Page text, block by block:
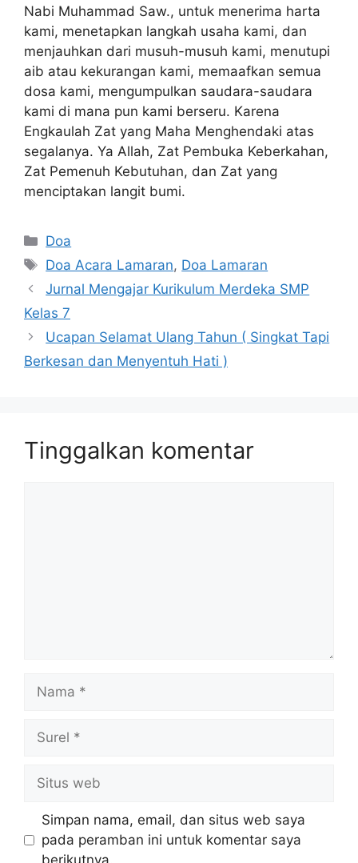
Nabi Muhammad Saw., untuk menerima harta
kami, menetapkan langkah usaha kami, dan
menjauhkan dari musuh-musuh kami, menutupi
aib atau kekurangan kami, memaafkan semua
dosa kami, mengumpulkan saudara-saudara
kami di mana pun kami berseru. Karena
Engkaulah Zat yang Maha Menghendaki atas
segalanya. Ya Allah, Zat Pembuka Keberkahan,
Zat Pemenuh Kebutuhan, dan Zat yang
menciptakan langit bumi.
Kategori
Doa
Tag
Doa Acara Lamaran, Doa Lamaran
Jurnal Mengajar Kurikulum Merdeka SMP
Kelas 7
Ucapan Selamat Ulang Tahun ( Singkat Tapi
Berkesan dan Menyentuh Hati )
Tinggalkan komentar
web
Simpan nama, email, dan situs web saya
pada peramban ini untuk komentar saya
berikutnya.